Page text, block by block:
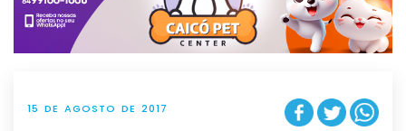
i
o
n
15 DE AGOSTO DE 2017